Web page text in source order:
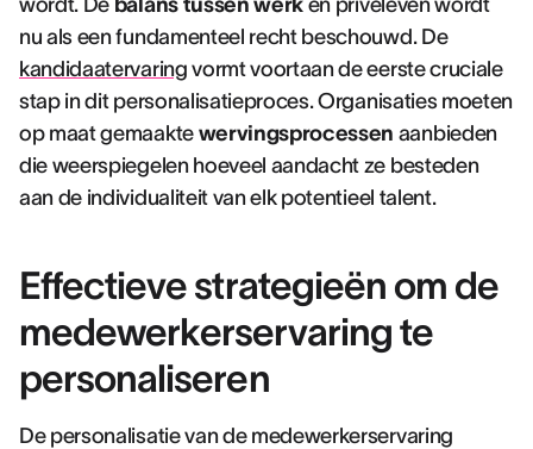
wordt. De balans tussen werk en privéleven wordt
nu als een fundamenteel recht beschouwd. De
kandidaatervaring vormt voortaan de eerste cruciale
stap in dit personalisatieproces. Organisaties moeten
op maat gemaakte wervingsprocessen aanbieden
die weerspiegelen hoeveel aandacht ze besteden
aan de individualiteit van elk potentieel talent.
Effectieve strategieën om de
medewerkerservaring te
personaliseren
De personalisatie van de medewerkerservaring